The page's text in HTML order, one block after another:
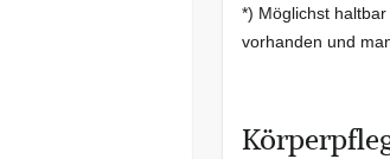
*) Möglichst
vorhanden und